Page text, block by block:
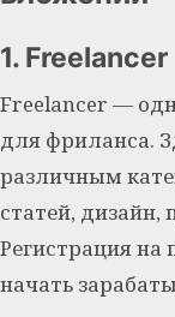
1. Freelancer
Freelancer —
для фриланса.
различным
статей, дизайн,
Регистрация
начать